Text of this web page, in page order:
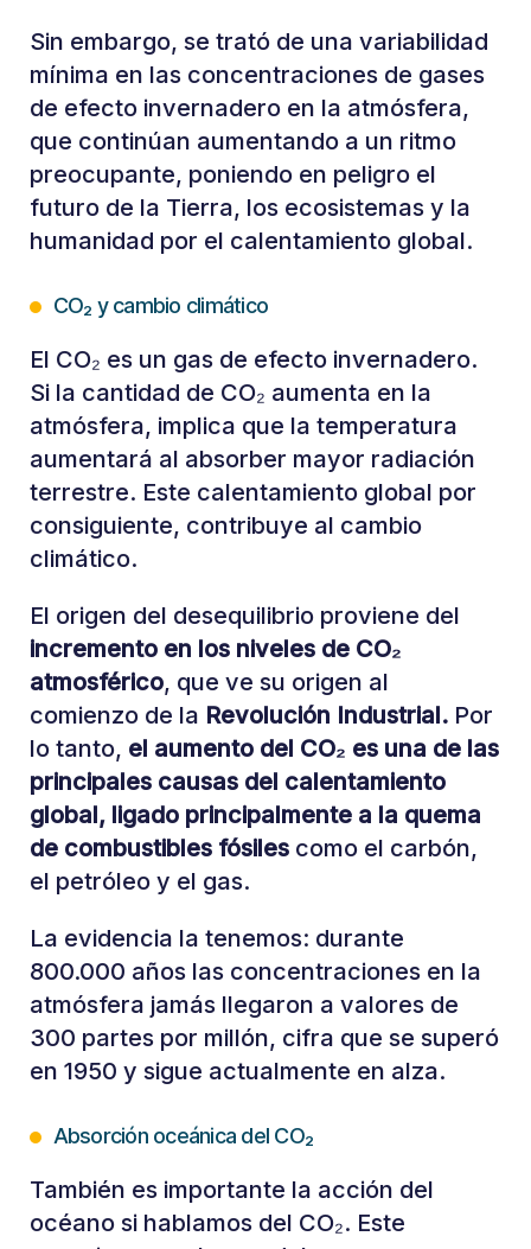
Sin embargo, se trató de una variabilidad
mínima en las concentraciones de gases
de efecto invernadero en la atmósfera,
que continúan aumentando a un ritmo
preocupante, poniendo en peligro el
futuro de la Tierra, los ecosistemas y la
humanidad por el calentamiento global.
CO₂ y cambio climático
El CO₂ es un gas de efecto invernadero.
Si la cantidad de CO₂ aumenta en la
atmósfera, implica que la temperatura
aumentará al absorber mayor radiación
terrestre. Este calentamiento global por
consiguiente, contribuye al cambio
climático.
El origen del desequilibrio proviene del
incremento en los niveles de CO₂
atmosférico, que ve su origen al
comienzo de la Revolución Industrial.Por
lo tanto, el aumento del CO₂ es una de las
principales causas del calentamiento
global, ligado principalmente a la quema
de combustibles fósiles como el carbón,
el petróleo y el gas.
La evidencia la tenemos: durante
800.000 años las concentraciones en la
atmósfera jamás llegaron a valores de
300 partes por millón, cifra que se superó
en 1950 y sigue actualmente en alza.
Absorción oceánica del CO₂
También es importante la acción del
océano si hablamos del CO₂. Este